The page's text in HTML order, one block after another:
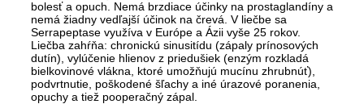
bolesť a opuch. Nemá brzdiace účinky na prostaglandíny a
nemá žiadny vedľajší účinok na črevá. V liečbe sa
Serrapeptase využíva v Európe a Ázii vyše 25 rokov.
Liečba zahŕňa: chronickú sinusitídu (zápaly prínosových
dutín), vylúčenie hlienov z priedušiek (enzým rozkladá
bielkovinové vlákna, ktoré umožňujú mucínu zhrubnúť),
podvrtnutie, poškodené šľachy a iné úrazové poranenia,
opuchy a tiež pooperačný zápal.